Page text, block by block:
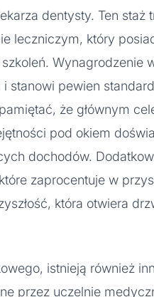
dentysty. Ten staż
leczniczym, który
Wynagrodzenie
stanowi pewien
że głównym
pod okiem
dochodów.
zaprocentuje w
która otwiera
istnieją również
przez uczelnie